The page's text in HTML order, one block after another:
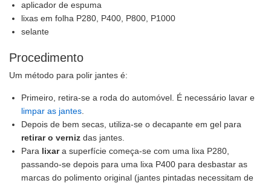
aplicador de espuma
lixas em folha P280, P400, P800, P1000
selante
Procedimento
Um método para polir jantes é:
Primeiro, retira-se a roda do automóvel. É necessário lavar e
limpar as jantes
Depois de bem secas, utiliza-se o decapante em gel para
retirar o verniz das jantes.
Para lixara superfície começa-se com uma lixa P280,
passando-se depois para uma lixa P400 para desbastar as
marcas do polimento original (jantes pintadas necessitam de